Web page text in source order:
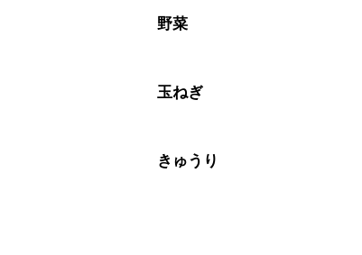
※日持ちは目安です。
野菜
玉ねぎ
きゅうり